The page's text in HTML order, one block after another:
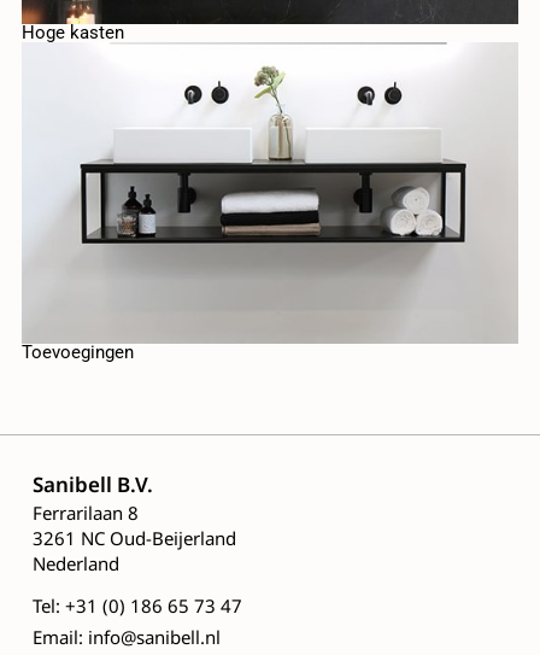
Hoge kasten
Toevoegingen
Sanibell B.V.
Ferrarilaan 8
3261 NC Oud-Beijerland
Nederland
Tel: +31 (0) 186 65 73 47
Email: info@sanibell.nl